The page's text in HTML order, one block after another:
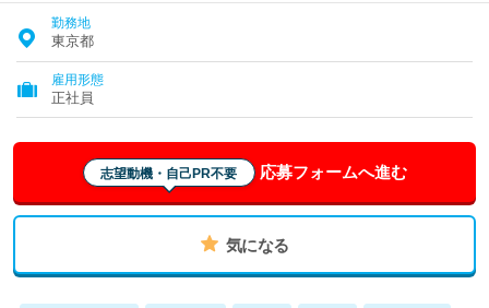
勤務地
東京都
雇用形態
正社員
志望動機・自己PR不要 応募フォームへ進む
気になる